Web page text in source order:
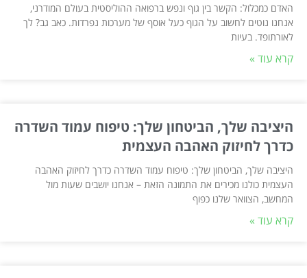
האדם כמכלול: הקשר בין גוף ונפש ברפואה ההוליסטית בעולם המודרני,
אנחנו נוטים לחשוב על הגוף כעל אוסף של מערכות נפרדות. כאב גב? לך
לאורתופד. בעיות
קרא עוד »
היציבה שלך, הביטחון שלך: טיפוח עמוד השדרה
כדרך לחיזוק האהבה העצמית
היציבה שלך, הביטחון שלך: טיפוח עמוד השדרה כדרך לחיזוק האהבה
העצמית כולנו מכירים את התמונה הזאת – אנחנו יושבים שעות מול
המחשב, הצוואר שלנו כפוף
קרא עוד »